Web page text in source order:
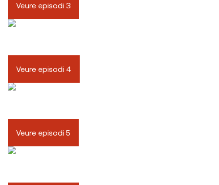
Veure episodi 3
Veure episodi 4
Veure episodi 5